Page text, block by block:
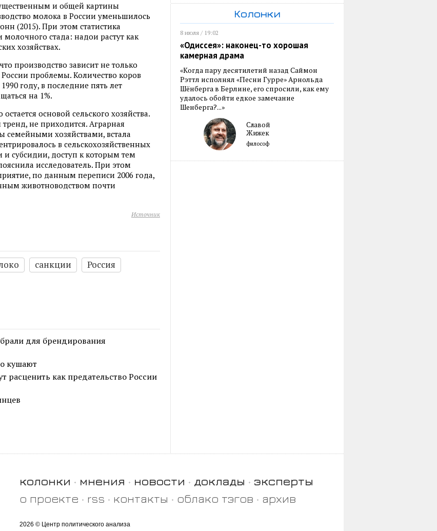
и общей картины
молока в России уменьшилось
(2015). При этом статистика
стада: надои растут как
хозяйствах.
производство зависит не только
проблемы. Количество коров
году, в последние пять лет
на 1%.
основой сельского хозяйства.
не приходится. Аграрная
семейными хозяйствами, встала
в сельскохозяйственных
субсидии, доступ к которым тем
исследователь. При этом
по данным переписи 2006 года,
животноводством почти
Источник
санкции
Россия
для брендирования
кушают
расценить как предательство России
Колонки
8 июля / 19:02
«Одиссея»: наконец-то хорошая
камерная драма
«Когда пару десятилетий назад Саймон
Рэттл исполнял «Песни Гурре» Арнольда
Шёнберга в Берлине, его спросили, как ему
удалось обойти едкое замечание
Шенберга?...»
Славой
Жижек
философ
колонки мнения новости доклады
эксперты
о проекте
rss контакты облако тэгов архив
2026 © Центр политического анализа